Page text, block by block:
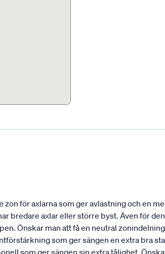
för axlarna som ger avlastning och en
bredare axlar eller större byst. Även för
Önskar man att få en neutral
som ger sängen en extra bra